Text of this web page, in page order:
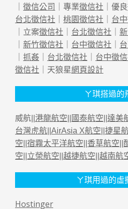
｜ 徵信公司 ｜專業徵信社 ｜優良
台北徵信社 ｜ 桃園徵信社 ｜ 台
｜立案徵信社 ｜ 台北徵信社 ｜
｜ 新竹徵信社 ｜ 台中徵信社 ｜
｜ 抓姦 ｜ 台北徵信社 ｜ 台中徵
徵信社 ｜天狼星網頁設計
ㄚ琪搭過的
威航|| 港龍航空 國泰航空 達美
台灣虎航 AirAsia X航空 捷星
空 宿霧太平洋航空 香草航空
空 立榮航空 越捷航空 越南航
ㄚ琪用過的虛
Hostinger